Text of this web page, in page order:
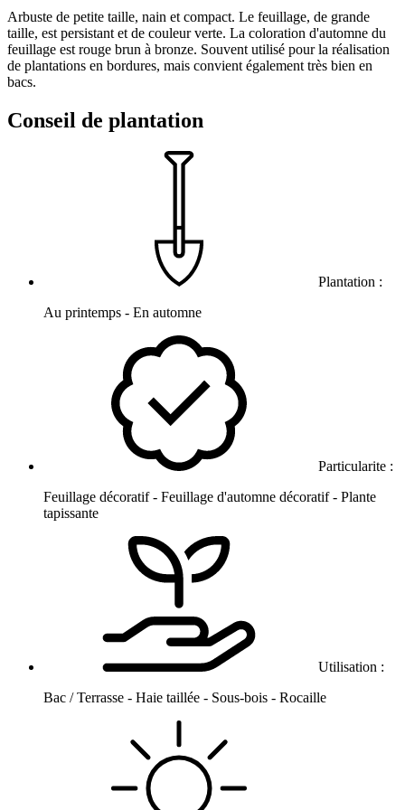
Arbuste de petite taille, nain et compact. Le feuillage, de grande
taille, est persistant et de couleur verte. La coloration d'automne du
feuillage est rouge brun à bronze. Souvent utilisé pour la réalisation
de plantations en bordures, mais convient également très bien en
bacs.
Conseil de plantation
Plantation :
Au printemps - En automne
Particularite :
Feuillage décoratif - Feuillage d'automne décoratif - Plante
tapissante
Utilisation :
Bac / Terrasse - Haie taillée - Sous-bois - Rocaille